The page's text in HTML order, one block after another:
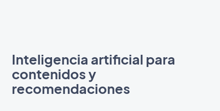
Inteligencia artificial para
contenidos y
recomendaciones